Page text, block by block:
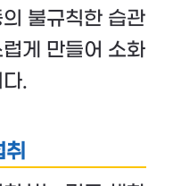
불규칙한 습관
게 만들어 소화
.